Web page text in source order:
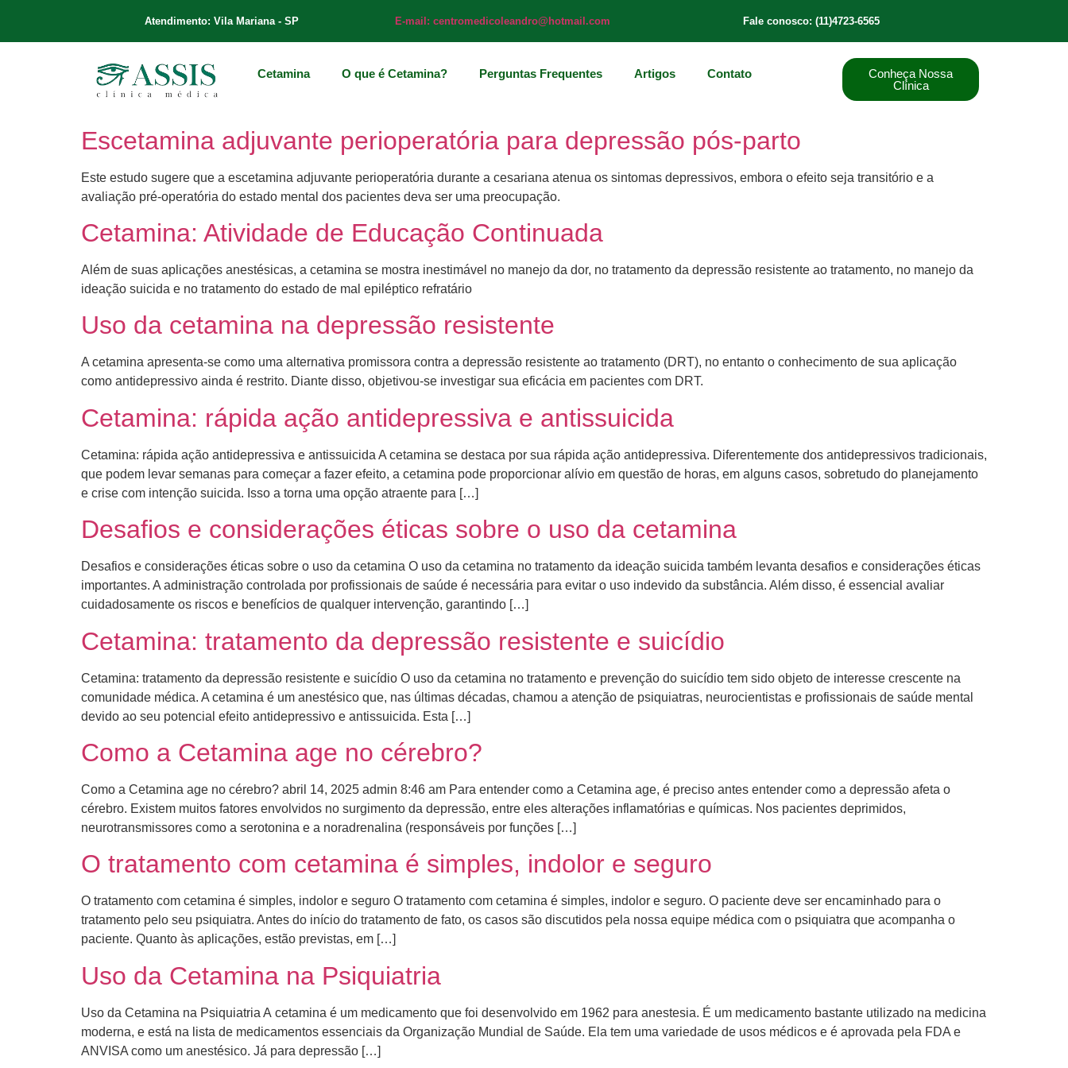
Atendimento: Vila Mariana - SP E-mail: centromedicoleandro@hotmail.com Fale conosco: (11)4723-6565
Cetamina O que é Cetamina? Perguntas Frequentes Artigos Contato
Conheça Nossa
Clínica
Escetamina adjuvante perioperatória para depressão pós-parto
Este estudo sugere que a escetamina adjuvante perioperatória durante a cesariana atenua os sintomas depressivos, embora o efeito seja transitório e a
avaliação pré-operatória do estado mental dos pacientes deva ser uma preocupação.
Cetamina: Atividade de Educação Continuada
Além de suas aplicações anestésicas, a cetamina se mostra inestimável no manejo da dor, no tratamento da depressão resistente ao tratamento, no manejo da
ideação suicida e no tratamento do estado de mal epiléptico refratário
Uso da cetamina na depressão resistente
A cetamina apresenta-se como uma alternativa promissora contra a depressão resistente ao tratamento (DRT), no entanto o conhecimento de sua aplicação
como antidepressivo ainda é restrito. Diante disso, objetivou-se investigar sua eficácia em pacientes com DRT.
Cetamina: rápida ação antidepressiva e antissuicida
Cetamina: rápida ação antidepressiva e antissuicida A cetamina se destaca por sua rápida ação antidepressiva. Diferentemente dos antidepressivos tradicionais,
que podem levar semanas para começar a fazer efeito, a cetamina pode proporcionar alívio em questão de horas, em alguns casos, sobretudo do planejamento
e crise com intenção suicida. Isso a torna uma opção atraente para […]
Desafios e considerações éticas sobre o uso da cetamina
Desafios e considerações éticas sobre o uso da cetamina O uso da cetamina no tratamento da ideação suicida também levanta desafios e considerações éticas
importantes. A administração controlada por profissionais de saúde é necessária para evitar o uso indevido da substância. Além disso, é essencial avaliar
cuidadosamente os riscos e benefícios de qualquer intervenção, garantindo […]
Cetamina: tratamento da depressão resistente e suicídio
Cetamina: tratamento da depressão resistente e suicídio O uso da cetamina no tratamento e prevenção do suicídio tem sido objeto de interesse crescente na
comunidade médica. A cetamina é um anestésico que, nas últimas décadas, chamou a atenção de psiquiatras, neurocientistas e profissionais de saúde mental
devido ao seu potencial efeito antidepressivo e antissuicida. Esta […]
Como a Cetamina age no cérebro?
Como a Cetamina age no cérebro? abril 14, 2025 admin 8:46 am Para entender como a Cetamina age, é preciso antes entender como a depressão afeta o
cérebro. ​Existem muitos fatores envolvidos no surgimento da depressão, entre eles alterações inflamatórias e químicas. Nos pacientes deprimidos,
neurotransmissores como a serotonina e a noradrenalina (responsáveis por funções […]
O tratamento com cetamina é simples, indolor e seguro
O tratamento com cetamina é simples, indolor e seguro O tratamento com cetamina é simples, indolor e seguro. O paciente deve ser encaminhado para o
tratamento pelo seu psiquiatra. Antes do início do tratamento de fato, os casos são discutidos pela nossa equipe médica com o psiquiatra que acompanha o
paciente. ​Quanto às aplicações, estão previstas, em […]
Uso da Cetamina na Psiquiatria
Uso da Cetamina na Psiquiatria A cetamina é um medicamento que foi desenvolvido em 1962 para anestesia. É um medicamento bastante utilizado na medicina
moderna, e está na lista de medicamentos essenciais da Organização Mundial de Saúde. Ela tem uma variedade de usos médicos e é aprovada pela FDA e
ANVISA como um anestésico. Já para depressão […]